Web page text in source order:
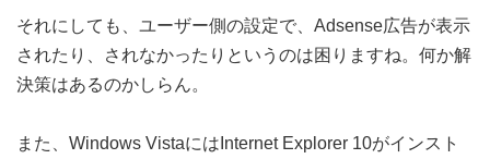
それにしても、ユーザー側の設定で、Adsense広告が表示
されたり、されなかったりというのは困りますね。何か解
決策はあるのかしらん。
また、Windows VistaにはInternet Explorer 10がインスト